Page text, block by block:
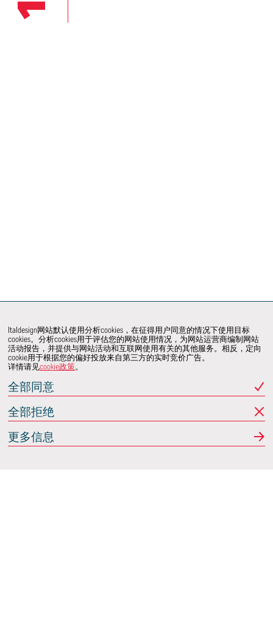
Italdesign网站默认使用分析cookies，在征得用户同意的情况下使用目标
cookies。分析cookies用于评估您的网站使用情况，为网站运营商编制网站
活动报告，并提供与网站活动和互联网使用有关的其他服务。相反，定向
cookie用于根据您的偏好投放来自第三方的实时竞价广告。
详情请见cookie政策。
全部同意
全部拒绝
更多信息